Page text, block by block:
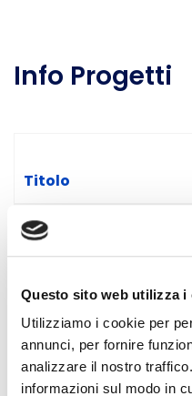
Questo sito web utilizza i
Utilizziamo i cookie per
annunci, per fornire
analizzare il nostro
informazioni sul modo in
Info Progetti
Articoli
Titolo
BIOnTOP: diamo voce
consumatori
BIOnTOP - Terzo
- Istituzioni
BIOnTOP - Secondo